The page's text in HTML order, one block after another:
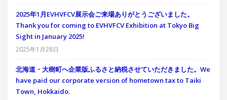
2025年1月EVHVFCV展示会ご来場ありがとうございました。
Thank you for coming to EVHVFCV Exhibition at Tokyo Big
Sight in January 2025!
2025年1月28日
北海道・大樹町へ企業版ふるさと納税させていただきました。We
have paid our corporate version of hometown tax to Taiki
Town, Hokkaido.